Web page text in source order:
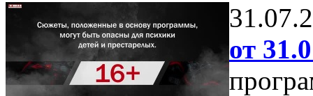
от